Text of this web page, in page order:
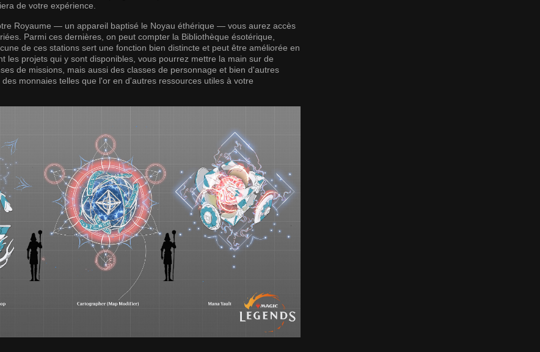
de votre expérience.
Royaume — un appareil baptisé le Noyau éthérique — vous aurez accès
Parmi ces dernières, on peut compter la Bibliothèque ésotérique,
de ces stations sert une fonction bien distincte et peut être améliorée en
les projets qui y sont disponibles, vous pourrez mettre la main sur de
de missions, mais aussi des classes de personnage et bien d'autres
monnaies telles que l'or en d'autres ressources utiles à votre